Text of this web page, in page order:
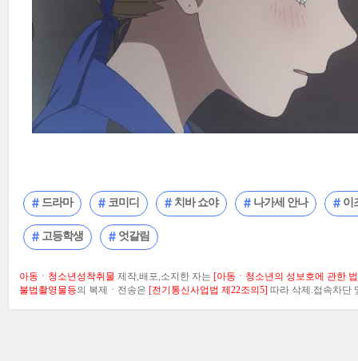
드라마 코미디 치바 쇼야 나가세 안나 이
고등학생 엇갈림
아동ㆍ청소년성착취물 제작,배포,소지한 자는 [아동ㆍ청소년의 성보호에 관한
불법촬영물등의 복제ㆍ전송은 [전기통신사업법 제22조의5] 따라 삭제.접속차단